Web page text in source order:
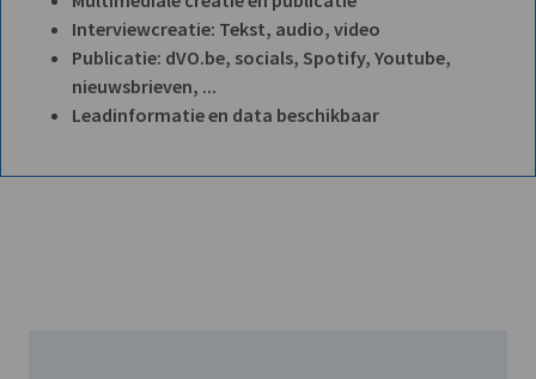
Interviewcreatie: Tekst, audio, video
Publicatie: dVO.be, socials, Spotify, Youtube,
nieuwsbrieven, ...
Leadinformatie en data beschikbaar